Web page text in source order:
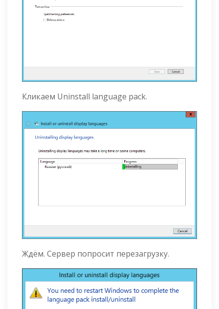
Кликаем Uninstall language pack.
Ждём. Сервер попросит перезагрузку.